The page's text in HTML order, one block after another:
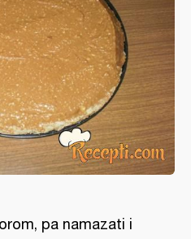
pa namazati i